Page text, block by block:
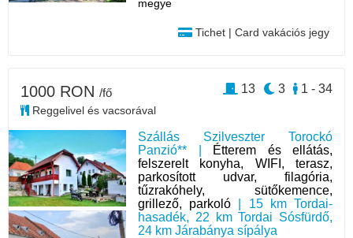
megye
Tichet | Card vakációs jegy
Szállás Szilveszter Torockó
Panzió** |
Étterem és ellátás,
felszerelt konyha, WIFI, terasz,
parkosított udvar, filagória,
tűzrakóhely, sütőkemence,
grillező, parkoló | 15 km Tordai-
hasadék, 22 km Tordai Sósfürdő,
24 km Járabánya sípálya
1000 RON /fő
Reggelivel és vacsorával
1 - 34
3
13